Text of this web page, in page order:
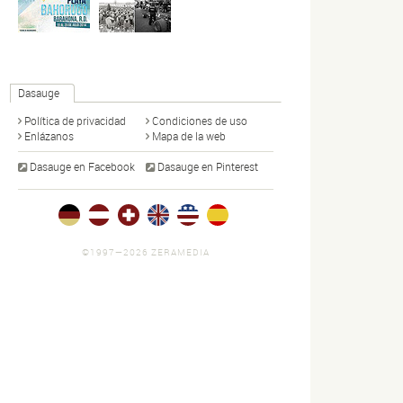
Dasauge
Política de privacidad
Condiciones de uso
Enlázanos
Mapa de la web
Dasauge en Facebook Dasauge en Pinterest
©1997—2026 ZERAMEDIA